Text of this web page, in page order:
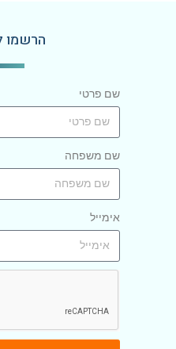
הרשמו
שם פרטי
שם משפחה
אימייל